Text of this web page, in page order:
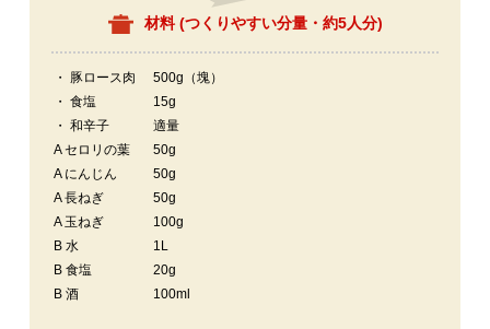
材料 (つくりやすい分量・約5人分)
・ 豚ロース肉
500g（塊）
・ 食塩
15g
・ 和辛子
適量
A セロリの葉
50g
A にんじん
50g
A 長ねぎ
50g
A 玉ねぎ
100g
B 水
1L
B 食塩
20g
B 酒
100ml